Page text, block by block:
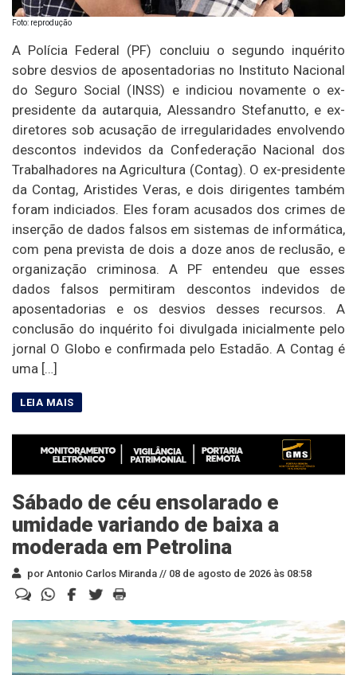
Foto: reprodução
A Polícia Federal (PF) concluiu o segundo inquérito
sobre desvios de aposentadorias no Instituto Nacional
do Seguro Social (INSS) e indiciou novamente o ex-
presidente da autarquia, Alessandro Stefanutto, e ex-
diretores sob acusação de irregularidades envolvendo
descontos indevidos da Confederação Nacional dos
Trabalhadores na Agricultura (Contag). O ex-presidente
da Contag, Aristides Veras, e dois dirigentes também
foram indiciados. Eles foram acusados dos crimes de
inserção de dados falsos em sistemas de informática,
com pena prevista de dois a doze anos de reclusão, e
organização criminosa. A PF entendeu que esses
dados falsos permitiram descontos indevidos de
aposentadorias e os desvios desses recursos. A
conclusão do inquérito foi divulgada inicialmente pelo
jornal O Globo e confirmada pelo Estadão. A Contag é
uma […]
Sábado de céu ensolarado e
umidade variando de baixa a
moderada em Petrolina
por Antonio Carlos Miranda // 08 de agosto de 2026 às 08:58